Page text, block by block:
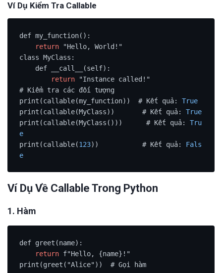
Ví Dụ Kiểm Tra Callable
def my_function():
return "Hello, World!"
class MyClass:
return "Instance called!"
# Kiểm tra các đối tượng
print(callable(my_function))  # Kết quả: True
print(callable(MyClass))       # Kết quả: True
print(callable(MyClass()))      # Kết quả: Tru
e
print(callable(123))           # Kết quả: Fals
e
Ví Dụ Về Callable Trong Python
1. Hàm
def greet(name):
return f"Hello, {name}!"
print(greet("Alice"))  # Gọi hàm